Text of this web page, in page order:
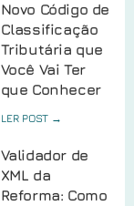
Novo Código de
Classificação
Tributária que
Você Vai Ter
que Conhecer
LER POST →
Validador de
XML da
Reforma: Como